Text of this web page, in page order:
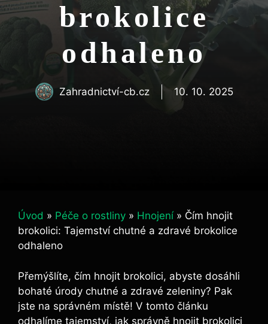
brokolice
odhaleno
Zahradnictví-cb.cz 10. 10. 2025
Úvod » Péče o rostliny » Hnojení » Čím hnojit
brokolici: Tajemství chutné a zdravé brokolice
odhaleno
Přemýšlíte, čím hnojit brokolici, abyste ⁢dosáhli
bohaté úrody⁣ chutné a ⁣zdravé zeleniny? Pak
jste ⁢na⁣ správném místě! ⁣V tomto ​článku
odhalíme tajemství, jak správně hnojit brokolici